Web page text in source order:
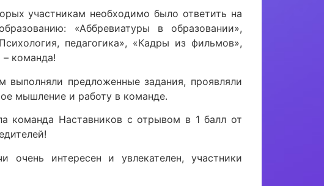
участникам необходимо было ответить на
«Аббревиатуры в образовании»,
педагогика», «Кадры из фильмов»,
команда!
выполняли предложенные задания, проявляли
мышление и работу в команде.
команда Наставников с отрывом в 1 балл от
интересен и увлекателен, участники